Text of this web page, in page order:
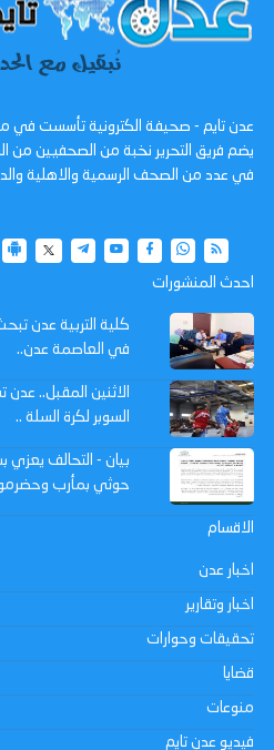
يضم فريق التحرير نخبة من الصحفيين من
في عدد من الصحف الرسمية والاهلية
احدث المنشورات
كلية التربية عدن
في العاصمة عدن..
الاثنين المقبل..
السوبر لكرة السلة ..
بيان - التحالف
حوثي بمأرب
الاقسام
اخبار عدن
اخبار وتقارير
تحقيقات وحوارات
قضايا
منوعات
فيديو عدن تايم